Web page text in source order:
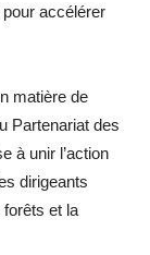
accélérer
matière de
Partenariat des
à unir l’action
dirigeants
et la